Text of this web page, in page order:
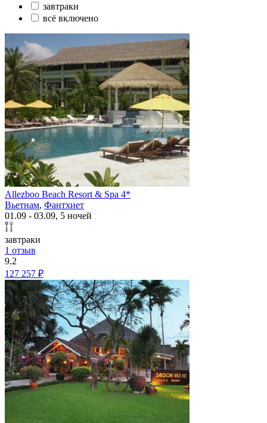
завтраки
всё включено
Allezboo Beach Resort & Spa 4*
Вьетнам, Фантхиет
01.09 - 03.09, 5 ночей
завтраки
1 отзыв
9.2
127 257 ₽